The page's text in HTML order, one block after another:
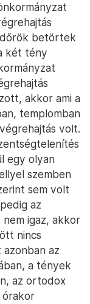
betörtek
két tény
akkor ami a
templomban
volt.
egy olyan
szemben
sem volt
az
igaz, akkor
nincs
az
a tények
az ortodox
órakor